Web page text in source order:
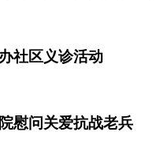
社区义诊活动
慰问关爱抗战老兵